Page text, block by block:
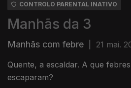
CONTROLO PARENTAL INATIVO
Manhãs da 3
Manhãs com febre 21 mai.
Quente, a escaldar. A que
escaparam?